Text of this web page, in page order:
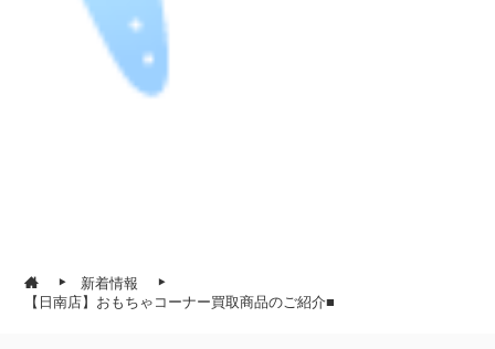
新着情報
【日南店】おもちゃコーナー買取商品のご紹介■